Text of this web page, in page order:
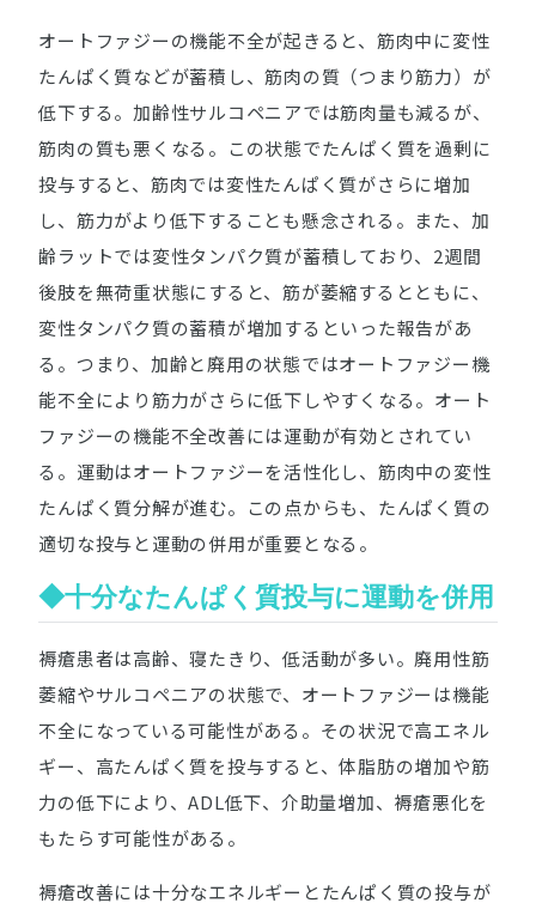
オートファジーの機能不全が起きると、筋肉中に変性
たんぱく質などが蓄積し、筋肉の質（つまり筋力）が
低下する。加齢性サルコペニアでは筋肉量も減るが、
筋肉の質も悪くなる。この状態でたんぱく質を過剰に
投与すると、筋肉では変性たんぱく質がさらに増加
し、筋力がより低下することも懸念される。また、加
齢ラットでは変性タンパク質が蓄積しており、2週間
後肢を無荷重状態にすると、筋が萎縮するとともに、
変性タンパク質の蓄積が増加するといった報告があ
る。つまり、加齢と廃用の状態ではオートファジー機
能不全により筋力がさらに低下しやすくなる。オート
ファジーの機能不全改善には運動が有効とされてい
る。運動はオートファジーを活性化し、筋肉中の変性
たんぱく質分解が進む。この点からも、たんぱく質の
適切な投与と運動の併用が重要となる。
◆十分なたんぱく質投与に運動を併用
褥瘡患者は高齢、寝たきり、低活動が多い。廃用性筋
萎縮やサルコペニアの状態で、オートファジーは機能
不全になっている可能性がある。その状況で高エネル
ギー、高たんぱく質を投与すると、体脂肪の増加や筋
力の低下により、ADL低下、介助量増加、褥瘡悪化を
もたらす可能性がある。
褥瘡改善には十分なエネルギーとたんぱく質の投与が